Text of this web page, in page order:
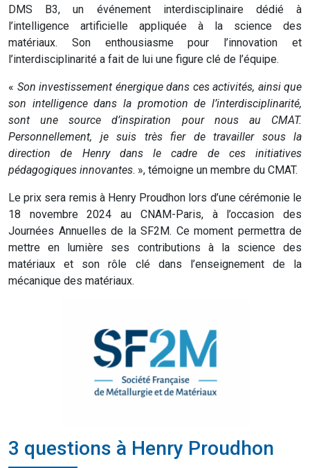
DMS B3, un événement interdisciplinaire dédié à
l’intelligence artificielle appliquée à la science des
matériaux. Son enthousiasme pour l’innovation et
l’interdisciplinarité a fait de lui une figure clé de l’équipe.
« Son investissement énergique dans ces activités, ainsi que
son intelligence dans la promotion de l’interdisciplinarité,
sont une source d’inspiration pour nous au CMAT.
Personnellement, je suis très fier de travailler sous la
direction de Henry dans le cadre de ces initiatives
pédagogiques innovantes. », témoigne un membre du CMAT.
Le prix sera remis à Henry Proudhon lors d’une cérémonie le
18 novembre 2024 au CNAM-Paris, à l’occasion des
Journées Annuelles de la SF2M. Ce moment permettra de
mettre en lumière ses contributions à la science des
matériaux et son rôle clé dans l’enseignement de la
mécanique des matériaux.
3 questions à Henry Proudhon